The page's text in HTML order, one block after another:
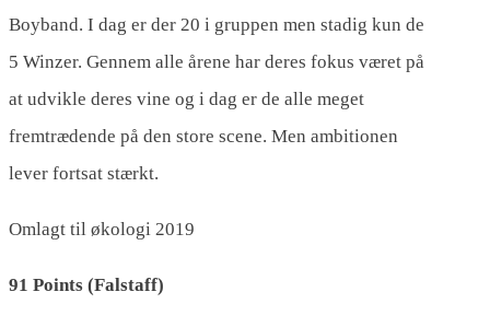
Boyband. I dag er der 20 i gruppen men stadig kun de
5 Winzer. Gennem alle årene har deres fokus været på
at udvikle deres vine og i dag er de alle meget
fremtrædende på den store scene. Men ambitionen
lever fortsat stærkt.
Omlagt til økologi 2019
91 Points (Falstaff)